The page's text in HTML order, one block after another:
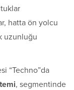
hatta ön yolcu
uzunluğu
“Techno”da
, segmentinde